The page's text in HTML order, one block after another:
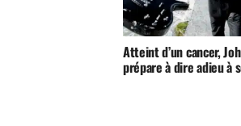
Atteint d’un cancer,
prépare à dire adieu à